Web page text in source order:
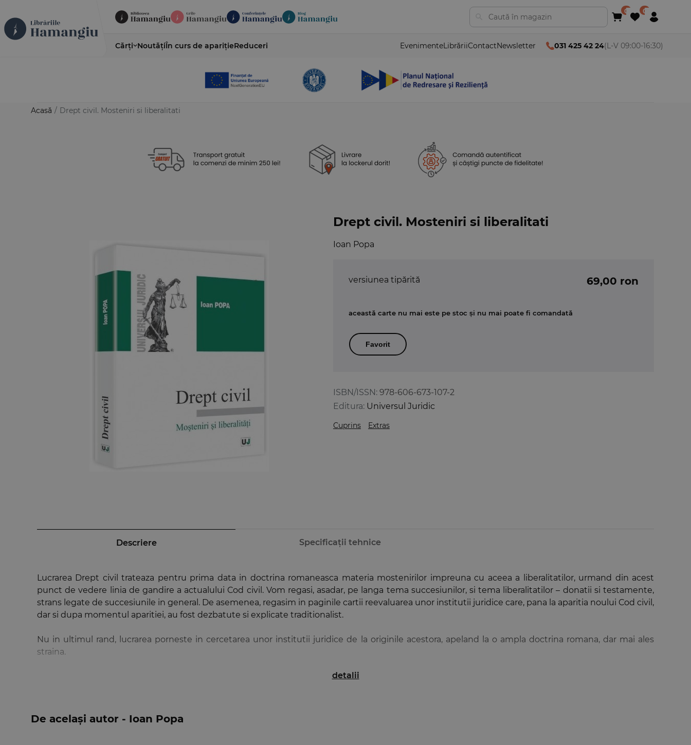
Cărți NoutățiÎn curs de aparițieReduceri EvenimenteLibrăriiContactNewsletter 031 425 42 24(L-V 09:00-16:30)
Acasă / Drept civil. Mosteniri si liberalitati
Drept civil. Mosteniri si liberalitati
Ioan Popa
ISBN/ISSN: 978-606-673-107-2
Editura: Universul Juridic
Cuprins Extras
versiunea tipărită 69,00 ron
această carte nu mai este pe stoc și nu mai poate fi comandată
Favorit
Descriere Specificații tehnice
Lucrarea Drept civil trateaza pentru prima data in doctrina romaneasca materia mostenirilor impreuna cu aceea a liberalitatilor, urmand din acest
punct de vedere linia de gandire a actualului Cod civil. Vom regasi, asadar, pe langa tema succesiunilor, si tema liberalitatilor – donatii si testamente,
strans legate de succesiunile in general. De asemenea, regasim in paginile cartii reevaluarea unor institutii juridice care, pana la aparitia noului Cod civil,
dar si dupa momentul aparitiei, au fost dezbatute si explicate traditionalist.
Nu in ultimul rand, lucrarea porneste in cercetarea unor institutii juridice de la originile acestora, apeland la o ampla doctrina romana, dar mai ales
straina.
Pentru toate aceste motive, dar si pentru multe altele, lucrarea Drept civil se recomanda ca fiind un important instrument de lucru, atat pentru
detalii
De același autor - Ioan Popa